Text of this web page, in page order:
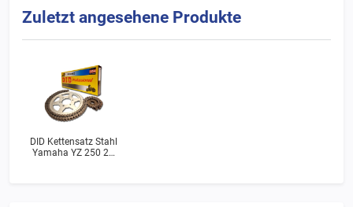
Zuletzt angesehene Produkte
DID Kettensatz Stahl
Yamaha YZ 250 2T